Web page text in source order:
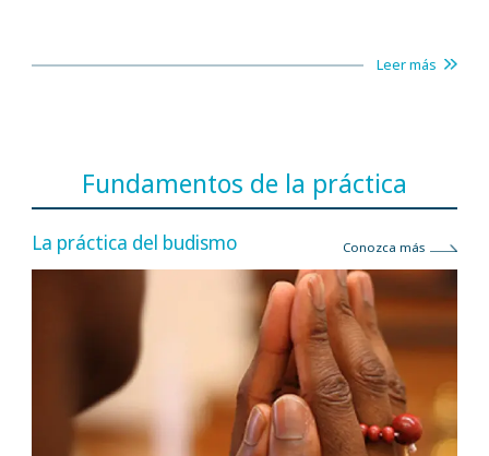
Leer más
Fundamentos de la práctica
La práctica del budismo Conozca más